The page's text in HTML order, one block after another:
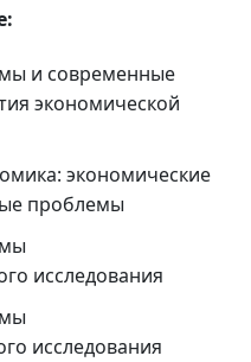
и современные
экономической
экономические
проблемы
исследования
исследования